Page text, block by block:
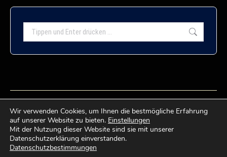
Search:
Wir verwenden Cookies, um Ihnen die bestmögliche Erfahrung
auf unserer Website zu bieten. Einstellungen
Mit der Nutzung dieser Website sind sie mit unserer
Datenschutzerklärung einverstanden.
Datenschutzbestimmungen